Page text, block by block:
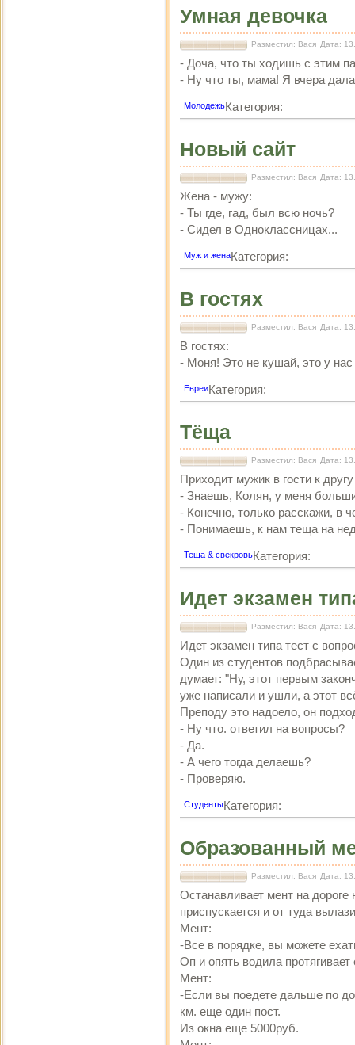
Умная девочка
Разместил: Вася Дата:
- Доча, что ты ходишь с этим
- Ну что ты, мама! Я вчера
Категория:
Молодежь
Новый сайт
Разместил: Вася Дата:
Жена - мужу:
- Ты где, гад, был всю ночь?
- Сидел в Одноклассницах...
Категория:
Муж и жена
В гостях
Разместил: Вася Дата:
В гостях:
- Моня! Это не кушай, это у
Категория:
Евреи
Тёща
Разместил: Вася Дата:
Приходит мужик в гости к
- Знаешь, Колян, у меня
- Конечно, только расскажи, в
- Понимаешь, к нам теща на
Категория:
Теща & свекровь
Идет экзамен
Разместил: Вася Дата:
Идет экзамен типа тест с
Один из студентов
думает: "Ну, этот первым
уже написали и ушли, а этот
Преподу это надоело, он
- Ну что. ответил на вопросы?
- Да.
- А чего тогда делаешь?
- Проверяю.
Категория:
Студенты
Образованный
Разместил: Вася Дата:
Останавливает мент на
приспускается и от туда
Мент:
-Все в порядке, вы можете
Оп и опять водила
Мент:
-Если вы поедете дальше по
км. еще один пост.
Из окна еще 5000руб.